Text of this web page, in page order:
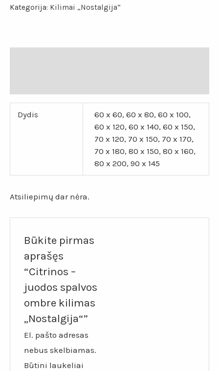
Kategorija: Kilimai „Nostalgija“
Dydis
60 x 60, 60 x 80, 60 x 100,
60 x 120, 60 x 140, 60 x 150,
70 x 120, 70 x 150, 70 x 170,
70 x 180, 80 x 150, 80 x 160,
80 x 200, 90 x 145
Atsiliepimų dar nėra.
Būkite pirmas
aprašęs
“Citrinos –
juodos spalvos
ombre kilimas
„Nostalgija“”
El. pašto adresas
nebus skelbiamas.
Būtini laukeliai